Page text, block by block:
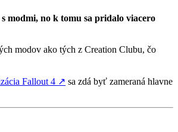
modmi, no k tomu sa pridalo viacero
modov ako tých z Creation Clubu, čo
Fallout 4 ↗ sa zdá byť zameraná hlavne